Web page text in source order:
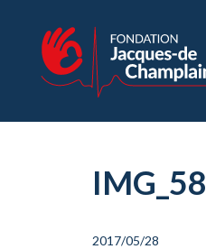
2017/05/28